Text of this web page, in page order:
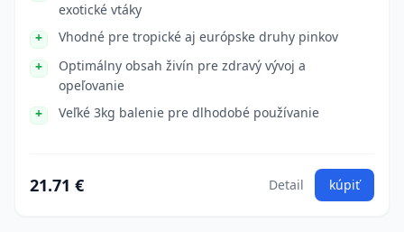
exotické vtáky
Vhodné pre tropické aj európske druhy pinkov
Optimálny obsah živín pre zdravý vývoj a
opeľovanie
Veľké 3kg balenie pre dlhodobé používanie
21.71 € Detail kúpiť